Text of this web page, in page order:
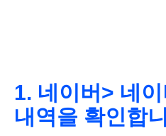
1. 네이버> 네
내역을 확인합